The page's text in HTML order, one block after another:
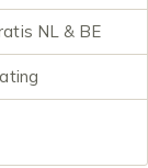
NL & BE